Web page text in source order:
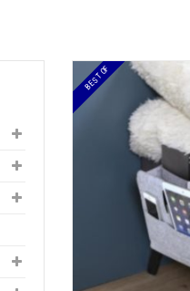
BEST OF